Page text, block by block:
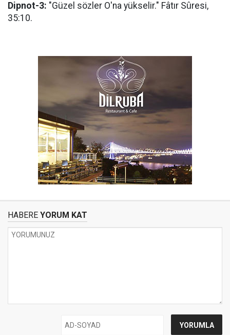
Dipnot-3: "Güzel sözler O'na yükselir." Fâtır Sûresi,
35:10.
HABERE YORUM KAT